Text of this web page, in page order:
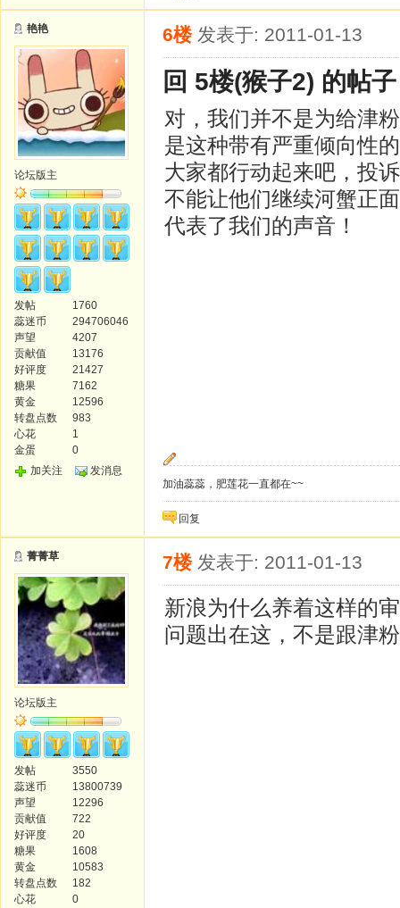
艳艳
论坛版主
发帖
1760
蕊迷币
294706046
声望
4207
贡献值
13176
好评度
21427
糖果
7162
黄金
12596
转盘点数
983
心花
1
金蛋
0
加关注
发消息
6楼 发表于: 2011-01-13
回 5楼(猴子2) 的帖子
对，我们并不是为给津
是这种带有严重倾向性
大家都行动起来吧，投
不能让他们继续河蟹正
代表了我们的声音！
加油蕊蕊，肥莲花一直都在~~
回复
菁菁草
论坛版主
发帖
3550
蕊迷币
13800739
声望
12296
贡献值
722
好评度
20
糖果
1608
黄金
10583
转盘点数
182
心花
0
7楼 发表于: 2011-01-13
新浪为什么养着这样的
问题出在这，不是跟津